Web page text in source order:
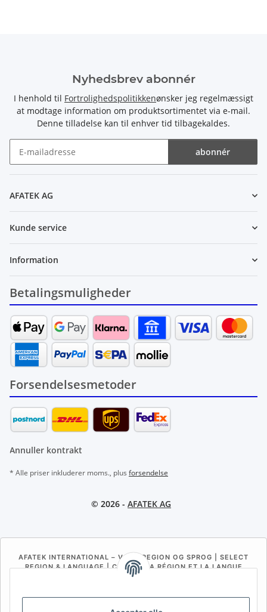
Nyhedsbrev abonnér
I henhold til Fortrolighedspolitikkenønsker jeg regelmæssigt
at modtage information om produktsortimentet via e-mail.
Denne tilladelse kan til enhver tid tilbagekaldes.
abonnér
AFATEK AG
Kunde service
Information
Betalingsmuligheder
Forsendelsesmetoder
Annuller kontrakt
* Alle priser inkluderer moms., plus forsendelse
© 2026 - AFATEK AG
AFATEK INTERNATIONAL – VÆLG REGION OG SPROG | SELECT
REGION & LANGUAGE | CHOISIR LA RÉGION ET LA LANGUE